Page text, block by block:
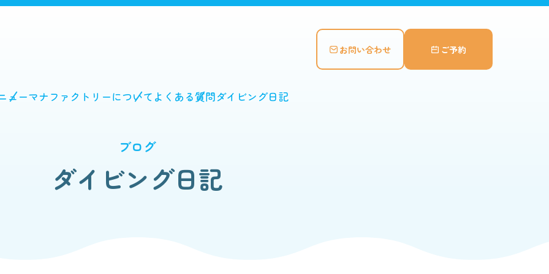
お問い合わせ ご予約
ューマナファクトリーについて よくある質問ダイビング日記
ブログ
ダイビング日記